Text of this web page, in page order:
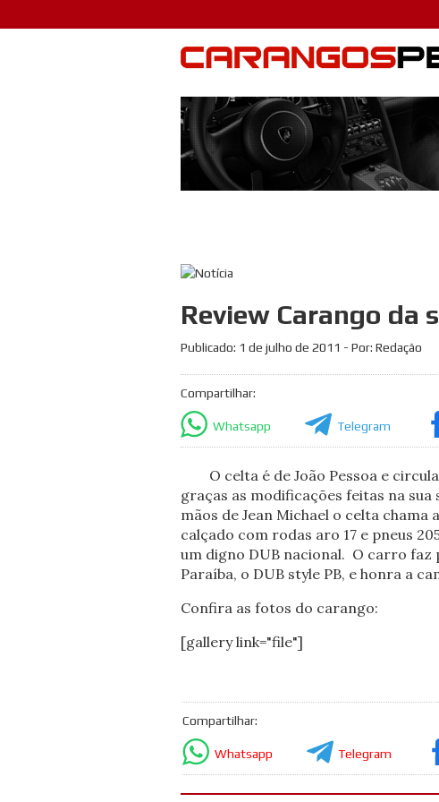
Review Carango da
Publicado: 1 de julho de 2011 - Por: Redação
Compartilhar:
Whatsapp Telegram
O celta é de João Pessoa e
graças as modificações feitas na sua
mãos de Jean Michael o celta chama
calçado com rodas aro 17 e pneus
um digno DUB nacional. O carro faz
Paraíba, o DUB style PB, e honra a
Confira as fotos do carango:
[gallery link="file"]
Compartilhar:
Whatsapp Telegram